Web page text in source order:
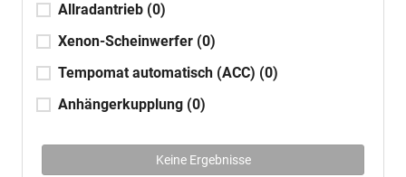
Allradantrieb (0)
Xenon-Scheinwerfer (0)
Tempomat automatisch (ACC) (0)
Anhängerkupplung (0)
Keine Ergebnisse